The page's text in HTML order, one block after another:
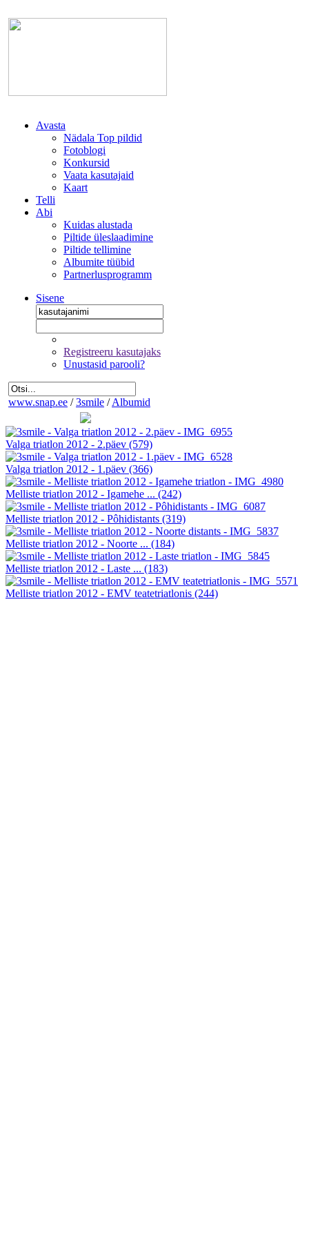
Avasta
Nädala Top pildid
Fotoblogi
Konkursid
Vaata kasutajaid
Kaart
Telli
Abi
Kuidas alustada
Piltide üleslaadimine
Piltide tellimine
Albumite tüübid
Partnerlusprogramm
Sisene
Registreeru kasutajaks
Unustasid parooli?
www.snap.ee / 3smile / Albumid
Valga triatlon 2012 - 2.päev (579)
Valga triatlon 2012 - 1.päev (366)
Melliste triatlon 2012 - Igamehe ... (242)
Melliste triatlon 2012 - Pôhidistants (319)
Melliste triatlon 2012 - Noorte ... (184)
Melliste triatlon 2012 - Laste ... (183)
Melliste triatlon 2012 - EMV teatetriatlonis (244)